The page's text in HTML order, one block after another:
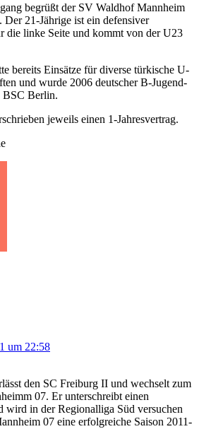
begrüßt der SV Waldhof Mannheim
21-Jährige ist ein defensiver
die linke Seite und kommt von der U23
bereits Einsätze für diverse türkische U-
und wurde 2006 deutscher B-Jugend-
BSC Berlin.
jeweils einen 1-Jahresvertrag.
um 22:58
den SC Freiburg II und wechselt zum
07. Er unterschreibt einen
wird in der Regionalliga Süd versuchen
07 eine erfolgreiche Saison 2011-